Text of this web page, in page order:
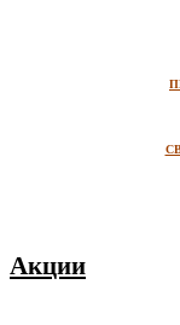
Акции